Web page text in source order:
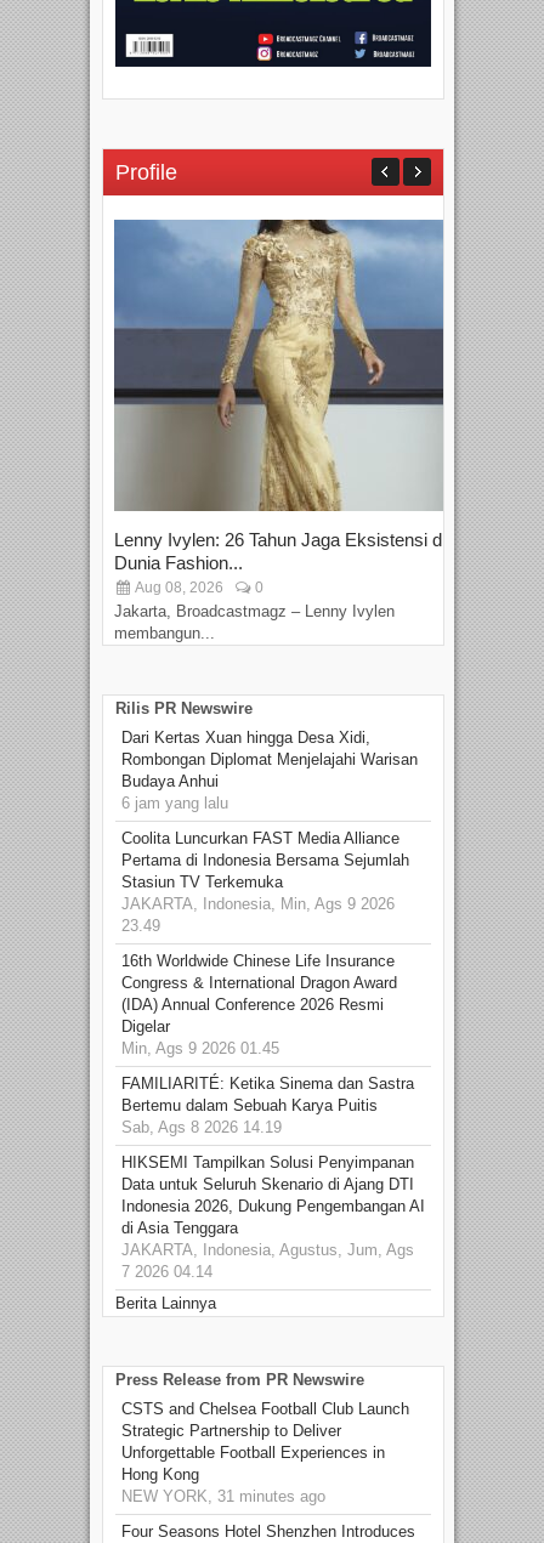
Profile
Lenny Ivylen: 26 Tahun Jaga Eksistensi di
Dunia Fashion...
Aug 08, 2026 0
Jakarta, Broadcastmagz – Lenny Ivylen
membangun...
Rilis PR Newswire
Dari Kertas Xuan hingga Desa Xidi,
Rombongan Diplomat Menjelajahi Warisan
Budaya Anhui
6 jam yang lalu
Coolita Luncurkan FAST Media Alliance
Pertama di Indonesia Bersama Sejumlah
Stasiun TV Terkemuka
JAKARTA, Indonesia, Min, Ags 9 2026
23.49
16th Worldwide Chinese Life Insurance
Congress & International Dragon Award
(IDA) Annual Conference 2026 Resmi
Digelar
Min, Ags 9 2026 01.45
FAMILIARITÉ: Ketika Sinema dan Sastra
Bertemu dalam Sebuah Karya Puitis
Sab, Ags 8 2026 14.19
HIKSEMI Tampilkan Solusi Penyimpanan
Data untuk Seluruh Skenario di Ajang DTI
Indonesia 2026, Dukung Pengembangan AI
di Asia Tenggara
JAKARTA, Indonesia, Agustus, Jum, Ags
7 2026 04.14
Berita Lainnya
Press Release from PR Newswire
CSTS and Chelsea Football Club Launch
Strategic Partnership to Deliver
Unforgettable Football Experiences in
Hong Kong
NEW YORK, 31 minutes ago
Four Seasons Hotel Shenzhen Introduces